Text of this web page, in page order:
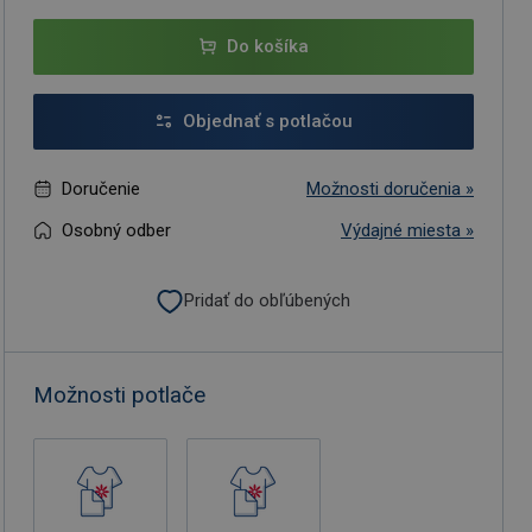
Do košíka
Objednať s potlačou
Doručenie
Možnosti doručenia »
Osobný odber
Výdajné miesta »
Pridať do obľúbených
Možnosti potlače